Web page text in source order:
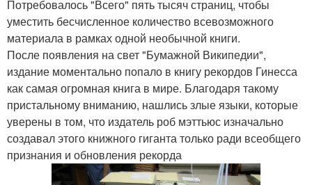
Потребовалось "Всего" пять тысяч страниц, чтобы
уместить бесчисленное количество всевозможного
материала в рамках одной необычной книги.
После появления на свет "Бумажной Википедии",
издание моментально попало в книгу рекордов Гинесса
как самая огромная книга в мире. Благодаря такому
пристальному вниманию, нашлись злые языки, которые
уверены в том, что издатель роб мэттьюс изначально
создавал этого книжного гиганта только ради всеобщего
признания и обновления рекорда